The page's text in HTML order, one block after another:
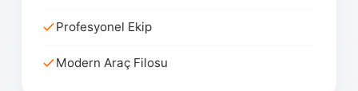
Profesyonel Ekip
Modern Araç Filosu